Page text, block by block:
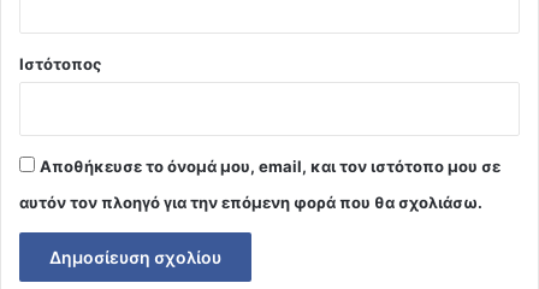
Ιστότοπος
Αποθήκευσε το όνομά μου, email, και τον ιστότοπο μου σε
αυτόν τον πλοηγό για την επόμενη φορά που θα σχολιάσω.